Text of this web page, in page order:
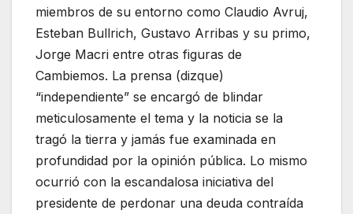
miembros de su entorno como Claudio Avruj,
Esteban Bullrich, Gustavo Arribas y su primo,
Jorge Macri entre otras figuras de
Cambiemos. La prensa (dizque)
“independiente” se encargó de blindar
meticulosamente el tema y la noticia se la
tragó la tierra y jamás fue examinada en
profundidad por la opinión pública. Lo mismo
ocurrió con la escandalosa iniciativa del
presidente de perdonar una deuda contraída